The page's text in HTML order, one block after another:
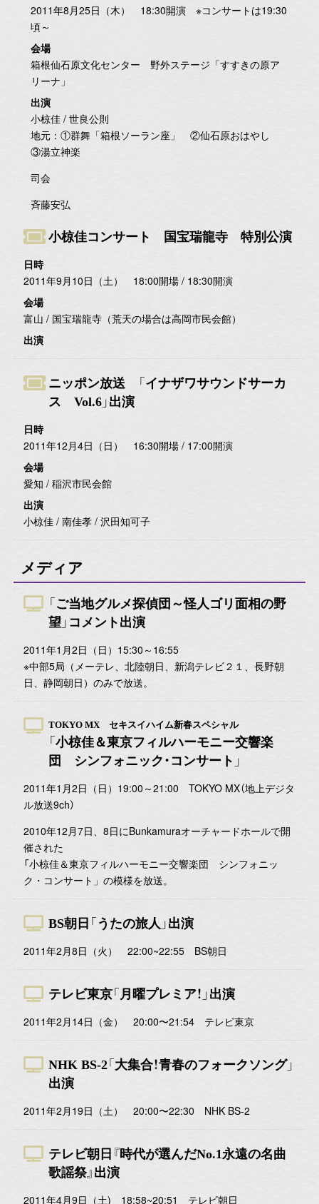
2011年8月25日（木） 18:30開演 ※コンサートは19:30
頃～
会場
箱根仙石原文化センター 野外ステージ「すすきの原ア
リーナ」
出演
小椋佳 / 世良公則
地元：①群舞「箱根ソーラン座」 ②仙石原おはやし
③湯立神楽
司会
斉藤安弘
小椋佳コンサート 国宝瑞龍寺 特別公演
日時
2011年9月10日（土） 18:00開場 / 18:30開演
会場
富山 / 国宝瑞龍寺（荒天の場合は高岡市民会館）
出演
ニッポン放送 「イナザワサウンドサーカ
ス Vol.6」出演
日時
2011年12月4日（日） 16:30開場 / 17:00開演
会場
愛知 / 稲沢市民会館
出演
小椋佳 / 南佳孝 / 沢田知可子
メディア
「ご当地グルメ探偵団～怪人ゴリ面相の野
望」コメント出演
2011年1月2日（日）15:30～16:55
※中部5局（メーテレ、北陸朝日、新潟テレビ２１、長野朝
日、静岡朝日）のみで放送。
TOKYO MX セキスイハイム新春スペシャル
「小椋佳＆東京フィルハーモニー交響楽
団 シンフォニック・コンサート」
2011年1月2日（日）19:00～21:00 TOKYO MX（地上デジタ
ル放送9ch）
2010年12月7日、8日にBunkamuraオーチャードホールで開
催された
「小椋佳＆東京フィルハーモニー交響楽団 シンフォニッ
ク・コンサート」の模様を放送。
BS朝日「うたの旅人」出演
2011年2月8日（火） 22:00~22:55 BS朝日
テレビ東京「月曜プレミア！」出演
2011年2月14日（金） 20:00〜21:54 テレビ東京
NHK BS-2「大集合！青春のフォークソング」
出演
2011年2月19日（土） 20:00〜22:30 NHK BS-2
テレビ朝日『時代が選んだNo.1永遠の名曲
歌謡祭』出演
2011年4月9日（土) 18:58~20:51 テレビ朝日